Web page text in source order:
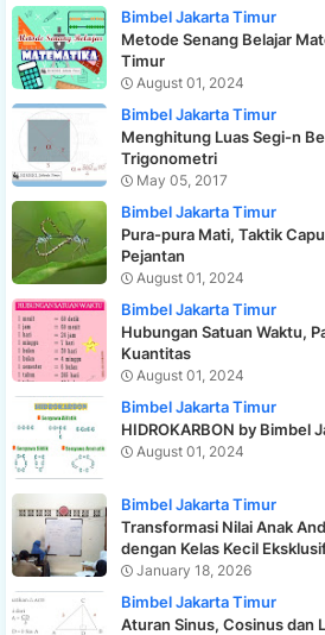
Bimbel Jakarta Timur
Metode Senang Belajar
Timur
August 01, 2024
Bimbel Jakarta Timur
Menghitung Luas Segi-n
Trigonometri
May 05, 2017
Bimbel Jakarta Timur
Pura-pura Mati, Taktik
Pejantan
August 01, 2024
Bimbel Jakarta Timur
Hubungan Satuan Waktu,
Kuantitas
August 01, 2024
Bimbel Jakarta Timur
HIDROKARBON by Bimbel
August 01, 2024
Bimbel Jakarta Timur
Transformasi Nilai Anak
dengan Kelas Kecil
January 18, 2026
Bimbel Jakarta Timur
Aturan Sinus, Cosinus dan